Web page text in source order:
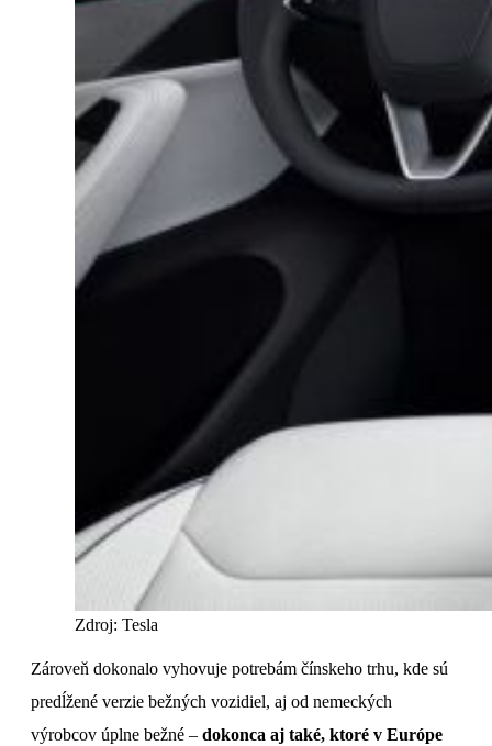
Zdroj: Tesla
Zároveň dokonalo vyhovuje potrebám čínskeho trhu, kde sú
predĺžené verzie bežných vozidiel, aj od nemeckých
výrobcov úplne bežné – dokonca aj také, ktoré v Európe